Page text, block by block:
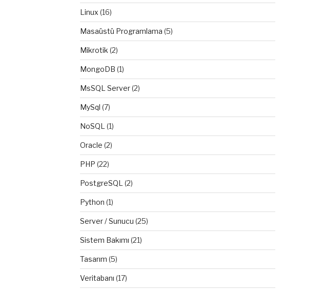
Linux (16)
Masaüstü Programlama (5)
Mikrotik (2)
MongoDB (1)
MsSQL Server(2)
MySql (7)
NoSQL (1)
Oracle (2)
PHP (22)
PostgreSQL (2)
Python (1)
Server / Sunucu (25)
Sistem Bakımı (21)
Tasarım (5)
Veritabanı (17)